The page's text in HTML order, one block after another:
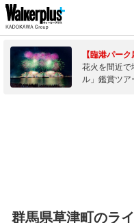
【臨港パー
花火を間近で
ル」鑑賞ツア
群馬県草津町のラ